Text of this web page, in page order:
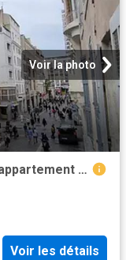
Voir la photo
Marseille 1er 13001 Achat / Vente appartement 1 pièce t1
Voir les détails